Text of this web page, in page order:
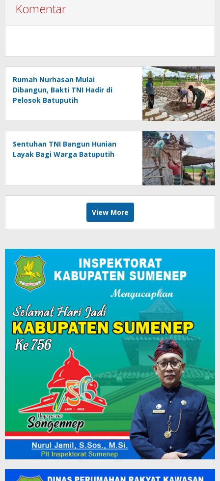
Komentar
Rumah Nurhasan Mulai
Dibangun, Bakti TNI Hadir di
Pelosok Batuputih
Sentuhan TNI Bangun Hunian
Layak Bagi Warga Batuputih
View More